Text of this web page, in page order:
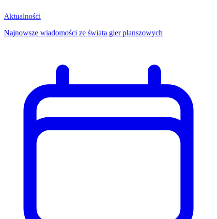
Aktualności
Najnowsze wiadomości ze świata gier planszowych